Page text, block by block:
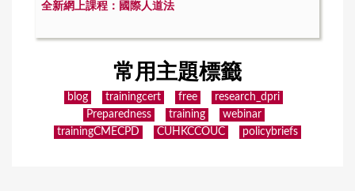
全新網上課程：國際人道法
常用主題標籤
blog trainingcert free
research_dpri
Preparedness
training
webinar
trainingCMECPD
CUHKCCOUC policybriefs